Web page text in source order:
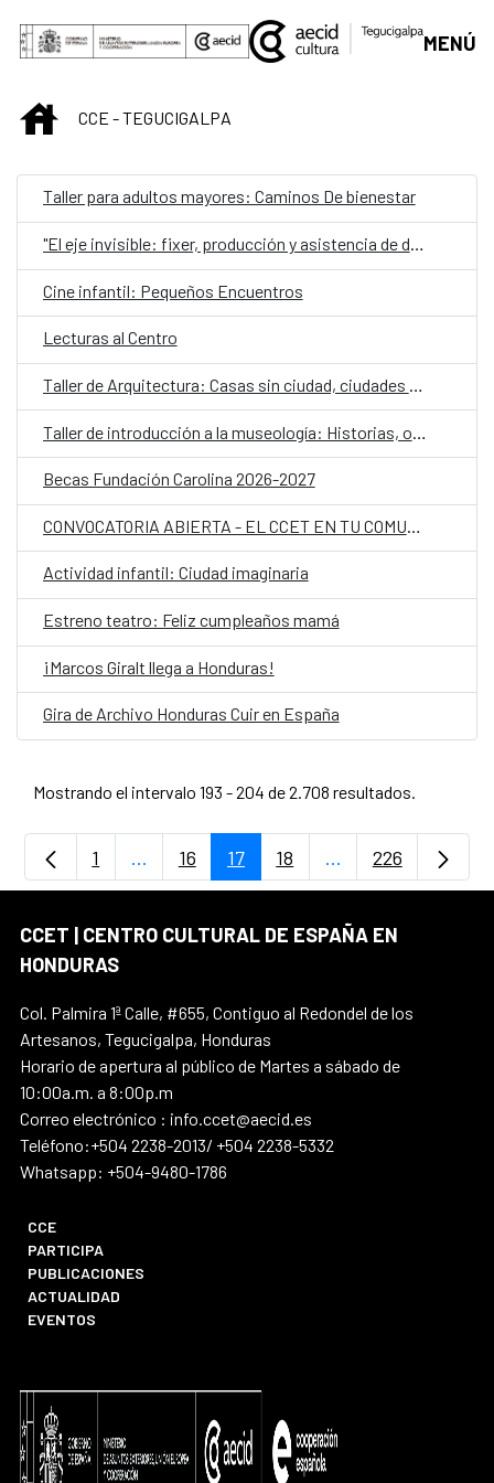
Saltar al contenido principal
MENÚ
INICIOCCE - TEGUCIGALPA
Taller para adultos mayores: Caminos De bienestar
"El eje invisible: fixer, producción y asistencia de dirección desde la práctica"
Cine infantil: Pequeños Encuentros
Lecturas al Centro
Taller de Arquitectura: Casas sin ciudad, ciudades sin casas: estrategias para la vivienda colectiva contemporánea
Becas Fundación Carolina 2026-2027
CONVOCATORIA ABIERTA - EL CCET EN TU COMUNIDAD
Actividad infantil: Ciudad imaginaria
Estreno teatro: Feliz cumpleaños mamá
¡Marcos Giralt llega a Honduras!
Gira de Archivo Honduras Cuir en España
Mostrando el intervalo 193 - 204 de 2.708 resultados.
Página
1 ...Páginas intermedias Use TAB para
Página
16 Página
17 Página
18 ...PáginasPágina
226
CCET | CENTRO CULTURAL DE ESPAÑA EN
HONDURAS
Col. Palmira 1ª Calle, #655, Contiguo al Redondel de los
Artesanos, Tegucigalpa, Honduras
Horario de apertura al público de Martes a sábado de
10:00a.m. a 8:00p.m
Correo electrónico : info.ccet@aecid.es
Teléfono:+504 2238-2013/ +504 2238-5332
Whatsapp: +504-9480-1786
CCE
PARTICIPA
PUBLICACIONES
ACTUALIDAD
EVENTOS